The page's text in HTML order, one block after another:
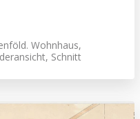
Wohnhaus,
Schnitt